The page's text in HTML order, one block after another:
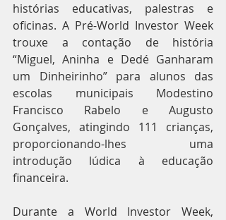
histórias educativas, palestras e
oficinas. A Pré-World Investor Week
trouxe a contação de história
“Miguel, Aninha e Dedé Ganharam
um Dinheirinho” para alunos das
escolas municipais Modestino
Francisco Rabelo e Augusto
Gonçalves, atingindo 111 crianças,
proporcionando-lhes uma
introdução lúdica à educação
financeira.
Durante a World Investor Week,